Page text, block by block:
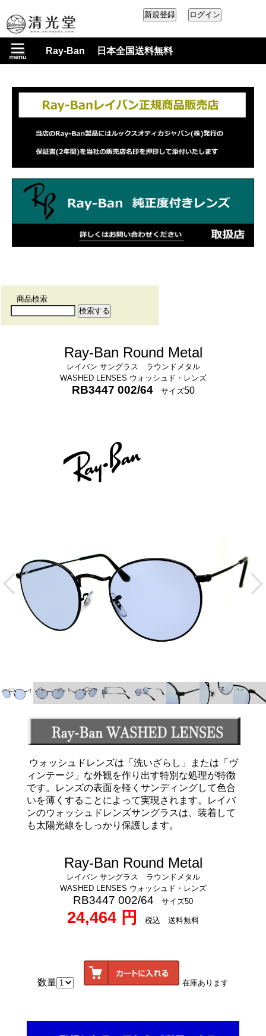
Ray-Ban 日本全国送料無料
商品検索
Ray-Ban Round Metal
レイバン サングラス ラウンドメタル
WASHED LENSES ウォッシュド・レンズ
RB3447 002/64サイズ50
ウォッシュドレンズは「洗いざらし」または「ヴ
ィンテージ」な外観を作り出す特別な処理が特徴
です。レンズの表面を軽くサンディングして色合
いを薄くすることによって実現されます。レイバ
ンのウォッシュドレンズサングラスは、装着して
も太陽光線をしっかり保護します。
Ray-Ban Round Metal
レイバン サングラス ラウンドメタル
WASHED LENSES ウォッシュド・レンズ
RB3447 002/64 サイズ50
24,464 円 税込 送料無料
数量 在庫あります